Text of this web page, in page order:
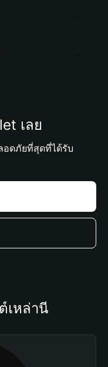
เลย
อดภัยที่สุดที่ได้รับ
เหล่านี้